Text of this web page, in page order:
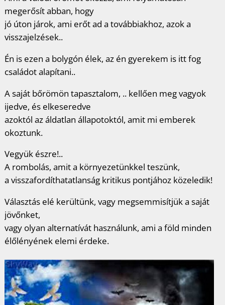
megerősít abban, hogy
jó úton járok, ami erőt ad a továbbiakhoz, azok a
visszajelzések..
Én is ezen a bolygón élek, az én gyerekem is itt fog
családot alapítani..
A saját bőrömön tapasztalom, .. kellően meg vagyok
ijedve, és elkeseredve
azoktól az áldatlan állapotoktól, amit mi emberek
okoztunk.
Vegyük észre!..
A rombolás, amit a környezetünkkel teszünk,
a visszafordíthatatlanság kritikus pontjához közeledik!
Választás elé kerültünk, vagy megsemmisítjük a saját
jövőnket,
vagy olyan alternatívát használunk, ami a föld minden
élőlényének elemi érdeke.